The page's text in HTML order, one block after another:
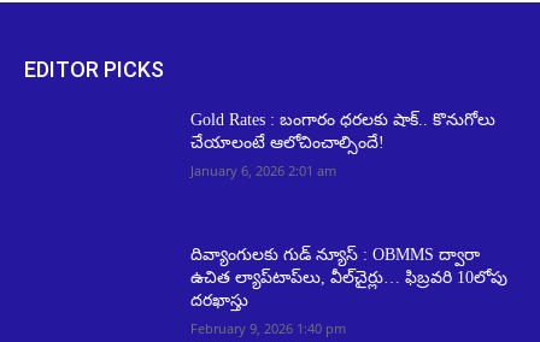
EDITOR PICKS
Gold Rates : బంగారం ధరలకు షాక్.. కొనుగోలు
చేయాలంటే ఆలోచించాల్సిందే!
January 6, 2026 2:01 am
దివ్యాంగులకు గుడ్ న్యూస్ : OBMMS ద్వారా
ఉచిత ల్యాప్‌టాప్‌లు, వీల్‌చైర్లు… ఫిబ్రవరి 10లోపు
దరఖాస్తు
February 9, 2026 1:40 pm